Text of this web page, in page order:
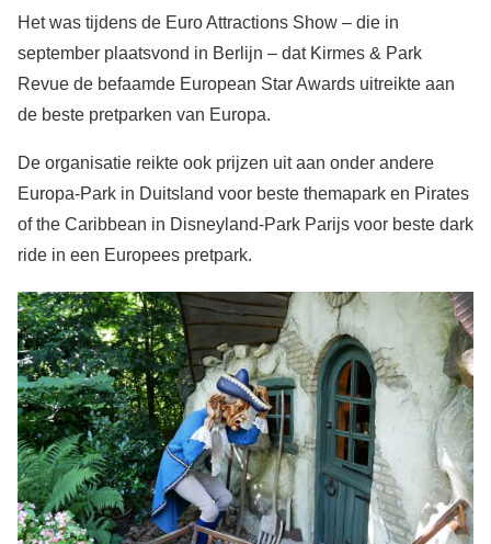
Het was tijdens de Euro Attractions Show – die in
september plaatsvond in Berlijn – dat Kirmes & Park
Revue de befaamde European Star Awards uitreikte aan
de beste pretparken van Europa.
De organisatie reikte ook prijzen uit aan onder andere
Europa-Park in Duitsland voor beste themapark en Pirates
of the Caribbean in Disneyland-Park Parijs voor beste dark
ride in een Europees pretpark.